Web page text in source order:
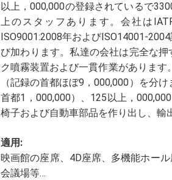
以上，000,000の登録されているで
上のスタッフあります。会社は
ISO9001:2008年およびISO14001-
び加わります。私達の会社は完全な
ク噴霧装置および一貫作業がありま
（記録の首都ほぼ9，000,000）を分
首都1，000,000）、125以上，
椅子および自動車部品を作り出し、輸
適用:
映画館の座席、4D座席、多機能ホー
会議場等…